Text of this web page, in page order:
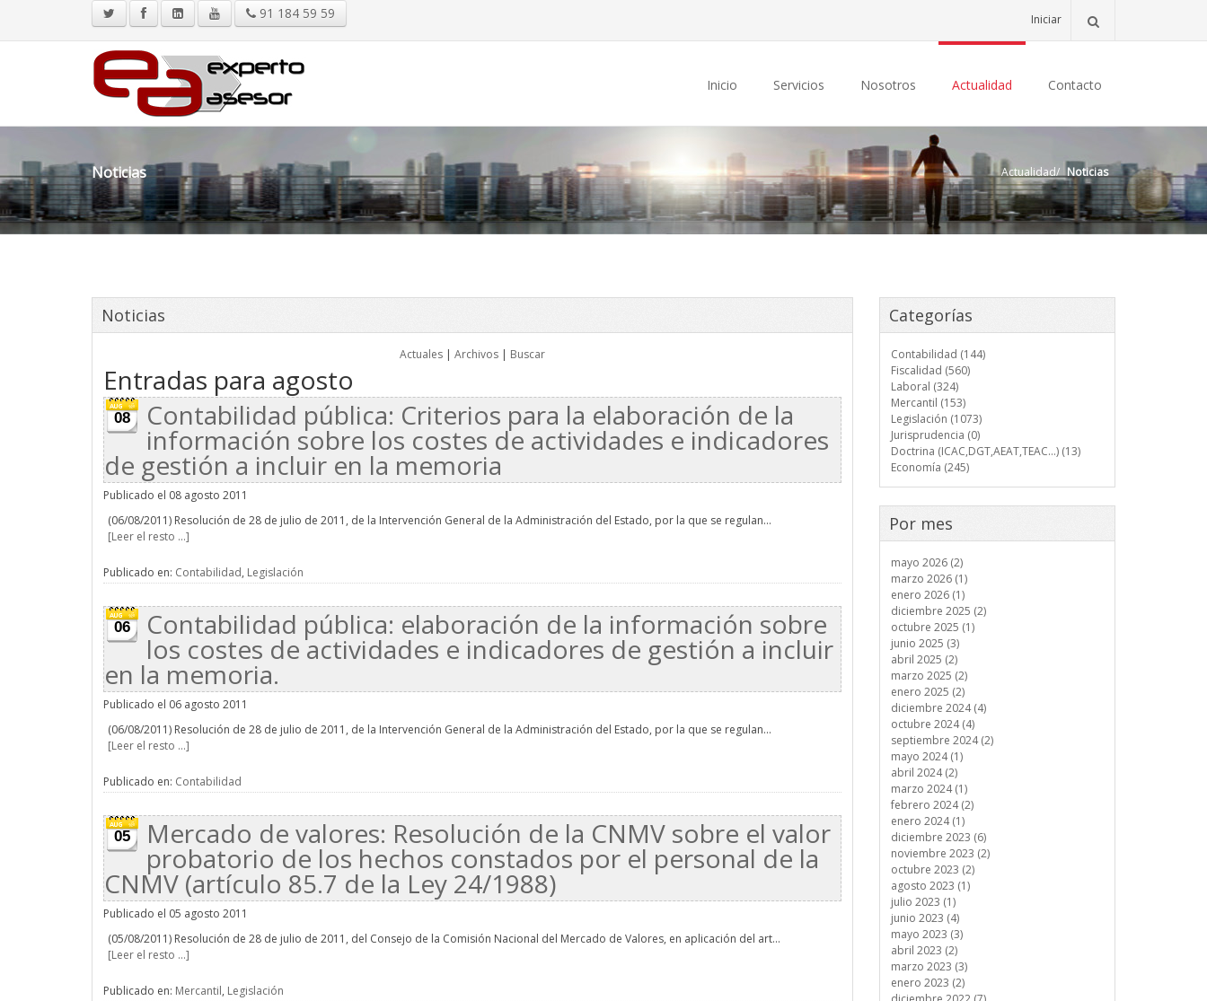
91 184 59 59 Iniciar
Inicio Servicios Nosotros Actualidad Contacto
Noticias Actualidad/ Noticias
Noticias
Actuales| Archivos| Buscar
Entradas para agosto
08 Contabilidad pública: Criterios para la elaboración de la
información sobre los costes de actividades e indicadores
de gestión a incluir en la memoria
Publicado el 08 agosto 2011
(06/08/2011) Resolución de 28 de julio de 2011, de la Intervención General de la Administración del Estado, por la que se regulan...
[Leer el resto ...]
Publicado en: Contabilidad, Legislación
06 Contabilidad pública: elaboración de la información sobre
los costes de actividades e indicadores de gestión a incluir
en la memoria.
Publicado el 06 agosto 2011
(06/08/2011) Resolución de 28 de julio de 2011, de la Intervención General de la Administración del Estado, por la que se regulan...
[Leer el resto ...]
Publicado en: Contabilidad
05 Mercado de valores: Resolución de la CNMV sobre el valor
probatorio de los hechos constados por el personal de la
CNMV (artículo 85.7 de la Ley 24/1988)
Publicado el 05 agosto 2011
(05/08/2011) Resolución de 28 de julio de 2011, del Consejo de la Comisión Nacional del Mercado de Valores, en aplicación del art...
[Leer el resto ...]
Publicado en: Mercantil, Legislación
Categorías
Contabilidad (144)
Fiscalidad (560)
Laboral (324)
Mercantil (153)
Legislación (1073)
Jurisprudencia (0)
Doctrina (ICAC,DGT,AEAT,TEAC...) (13)
Economía (245)
Por mes
mayo 2026 (2)
marzo 2026 (1)
enero 2026 (1)
diciembre 2025 (2)
octubre 2025 (1)
junio 2025 (3)
abril 2025 (2)
marzo 2025 (2)
enero 2025 (2)
diciembre 2024 (4)
octubre 2024 (4)
septiembre 2024 (2)
mayo 2024 (1)
abril 2024 (2)
marzo 2024 (1)
febrero 2024 (2)
enero 2024 (1)
diciembre 2023 (6)
noviembre 2023 (2)
octubre 2023 (2)
agosto 2023 (1)
julio 2023 (1)
junio 2023 (4)
mayo 2023 (3)
abril 2023 (2)
marzo 2023 (3)
enero 2023 (2)